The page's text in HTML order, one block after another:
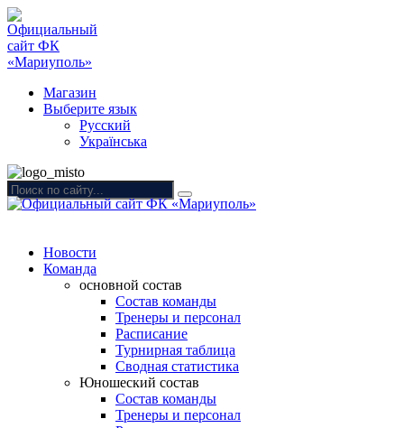
Магазин
Выберите язык
Русский
Українська
Новости
Команда
основной состав
Состав команды
Тренеры и персонал
Расписание
Турнирная таблица
Сводная статистика
Юношеский состав
Состав команды
Тренеры и персонал